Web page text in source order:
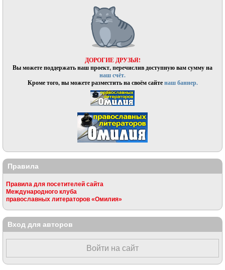
ДОРОГИЕ ДРУЗЬЯ!
Вы можете поддержать наш проект, перечислив доступную вам сумму на
наш счёт.
Кроме того, вы можете разместить на своём сайтенаш баннер.
Правила
Правила для посетителей сайта
Международного клуба
православных литераторов «Омилия»
Вход для авторов
Войти на сайт